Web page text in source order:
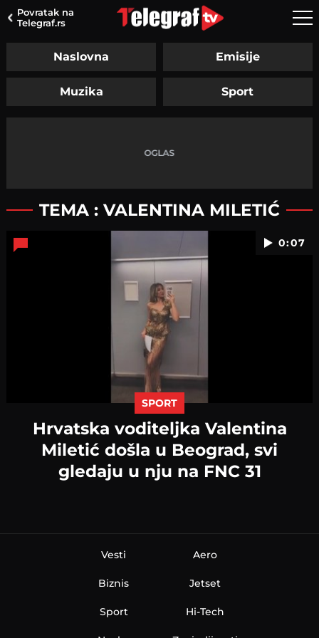
Povratak na
Telegraf.rs
Naslovna Emisije
Muzika Sport
TEMA : VALENTINA MILETIĆ
0:07
SPORT
Hrvatska voditeljka Valentina
Miletić došla u Beograd, svi
gledaju u nju na FNC 31
Vesti
Biznis
Sport
Aero
Jetset
Hi-Tech